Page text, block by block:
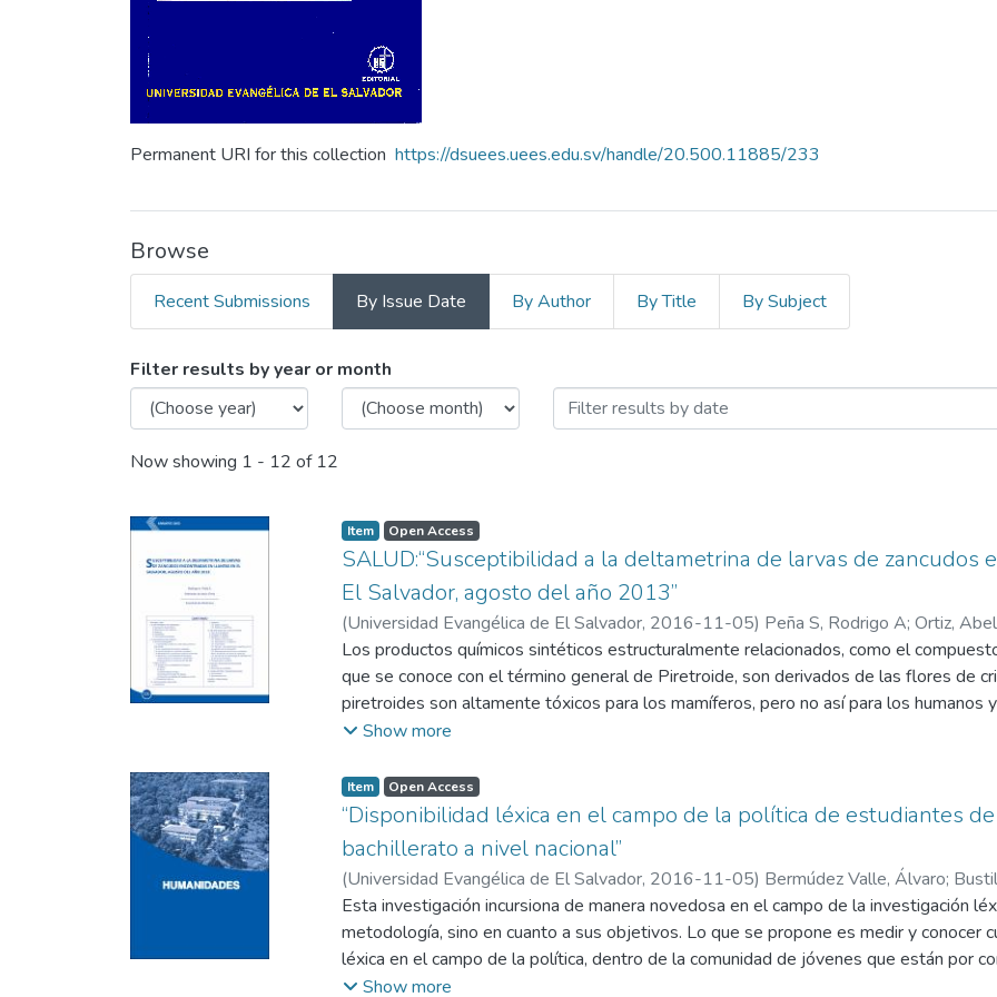
Permanent URI for this collection https://dsuees.uees.edu.sv/handle/20.500.11885/233
Browse
Recent Submissions By Issue Date By Author By Title By Subject
Browsing Anuario de Investigación Institucional 2013 by Issue
Filter results by year or month
Now showing 1 - 12 of 12
Item Open Access
SALUD:“Susceptibilidad a la deltametrina de larvas de zancudos
El Salvador, agosto del año 2013”
(Universidad Evangélica de El Salvador, 2016-11-05) Peña S, Rodrigo A; Ortiz,
Los productos químicos sintéticos estructuralmente relacionados, como el
que se conoce con el término general de Piretroide, son derivados de las flores de
piretroides son altamente tóxicos para los mamíferos, pero no así para los humanos y
“efecto-derribo” o “knock-down” (spray residual, 2003-2005). Hay dos grupos
en día, los piretroides foto-estables están emergiendo como los insecticidas
vectores, entre estos la deltametrina. Kawada et al. (2009) demuestra el uso del
comprobación de la susceptibilidad a los piretroides por los mosquitos en tercer y
manifiesta que el uso cuantiso de piretroides está relacionado con el alto índice de
realizado en Vietnam. El Salvador, en la actualidad, presenta como en años
sospecha de dengue, así como confirmados, haciendo de esta una enfermedad
de la Malaria (MINSAL, 2013). En la presente investigación se tomará el modelo
modificado, con el fin de evaluar la susceptibilidad a la deltametrina principalmente
Show more
Item Open Access
“Disponibilidad léxica en el campo de la política de estudiantes
bachillerato a nivel nacional”
(Universidad Evangélica de El Salvador, 2016-11-05) Bermúdez Valle, Álvaro;
Blanco, Alex;
Esta investigación incursiona de manera novedosa en el campo de la investigación
metodología, sino en cuanto a sus objetivos. Lo que se propone es medir y conocer
léxica en el campo de la política, dentro de la comunidad de jóvenes que están por
manera reciente, en ciudadanos. Aunque, como es común en estos casos, en los
Show more